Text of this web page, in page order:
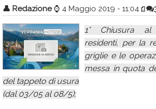
Eventi
Info Utili
Rubriche
Calendario
Annunci
👤 Redazione ⌚ 4 Maggio 2019 - 11:04
1° Chiusura
residenti, per la
griglie e le
messa in quota
del tappeto di usura
(dal 03/05 al 08/5);